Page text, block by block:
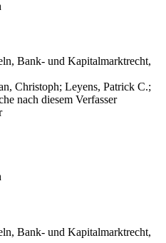
Bank- und Kapitalmarktrecht,
Christoph; Leyens, Patrick C.;
nach diesem Verfasser
Bank- und Kapitalmarktrecht,